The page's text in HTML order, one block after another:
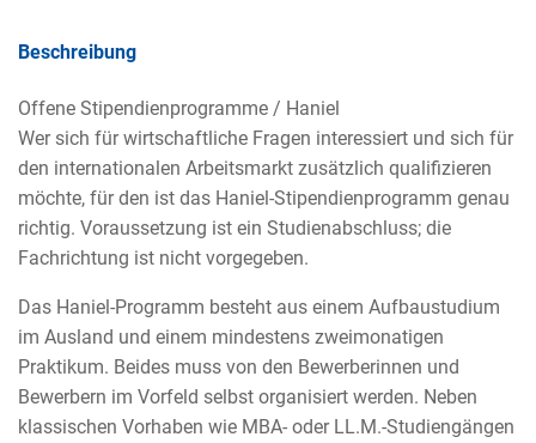
Beschreibung
Offene Stipendienprogramme / Haniel
Wer sich für wirtschaftliche Fragen interessiert und sich für
den internationalen Arbeitsmarkt zusätzlich qualifizieren
möchte, für den ist das Haniel-Stipendienprogramm genau
richtig. Voraussetzung ist ein Studienabschluss; die
Fachrichtung ist nicht vorgegeben.
Das Haniel-Programm besteht aus einem Aufbaustudium
im Ausland und einem mindestens zweimonatigen
Praktikum. Beides muss von den Bewerberinnen und
Bewerbern im Vorfeld selbst organisiert werden. Neben
klassischen Vorhaben wie MBA- oder LL.M.-Studiengängen